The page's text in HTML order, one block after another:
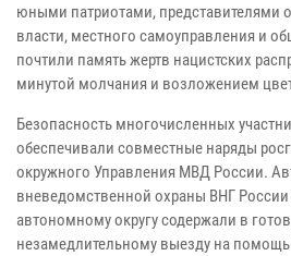
юными патриотами, представителями
власти, местного самоуправления и
почтили память жертв нацистских
минутой молчания и возложением
Безопасность многочисленных
обеспечивали совместные наряды
окружного Управления МВД России.
вневедомственной охраны ВНГ
автономному округу содержали в
незамедлительному выезду на